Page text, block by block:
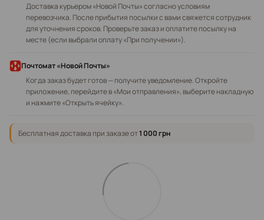
Доставка курьером «Новой Почты» согласно условиям
перевозчика. После прибытия посылки с вами свяжется сотрудник
для уточнения сроков. Проверьте заказ и оплатите посылку на
месте (если выбрали оплату «При получении»).
Почтомат «Новой Почты»
Когда заказ будет готов — получите уведомление. Откройте
приложение, перейдите в «Мои отправления», выберите накладную
и нажмите «Открыть ячейку».
Бесплатная доставка при заказе от1 000 грн